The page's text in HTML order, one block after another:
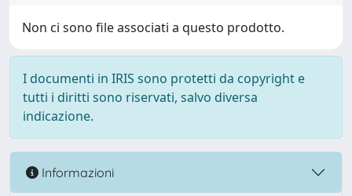
Non ci sono file associati a questo prodotto.
I documenti in IRIS sono protetti da copyright e
tutti i diritti sono riservati, salvo diversa
indicazione.
Informazioni